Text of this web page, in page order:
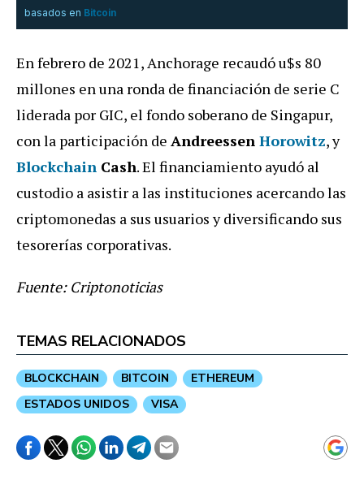
basados en Bitcoin
En febrero de 2021, Anchorage recaudó u$s 80
millones en una ronda de financiación de serie C
liderada por GIC, el fondo soberano de Singapur,
con la participación de Andreessen Horowitz, y
Blockchain Cash. El financiamiento ayudó al
custodio a asistir a las instituciones acercando las
criptomonedas a sus usuarios y diversificando sus
tesorerías corporativas.
Fuente: Criptonoticias
TEMAS RELACIONADOS
BLOCKCHAIN BITCOIN
ETHEREUM
ESTADOS UNIDOS
VISA